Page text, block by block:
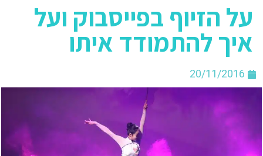
על הזיוף בפייסבוק ועל
איך להתמודד איתו
20/11/2016